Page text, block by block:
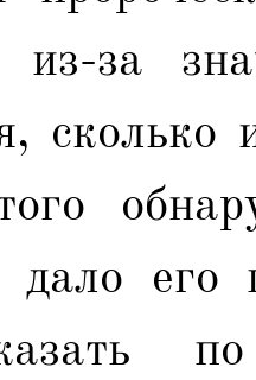
из-за
сколько
дало его